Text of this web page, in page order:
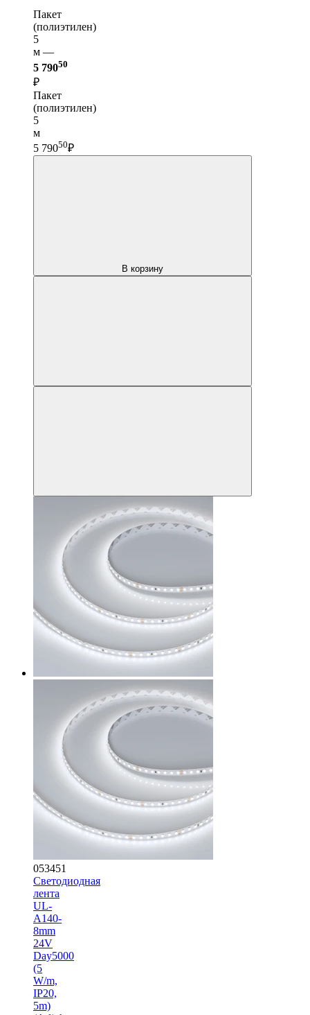
Пакет
(полиэтилен)
5
м —
5 79050
₽
Пакет
(полиэтилен)
5
м
5 79050₽
В корзину
053451
Светодиодная
лента
UL-
A140-
8mm
24V
Day5000
(5
W/m,
IP20,
5m)